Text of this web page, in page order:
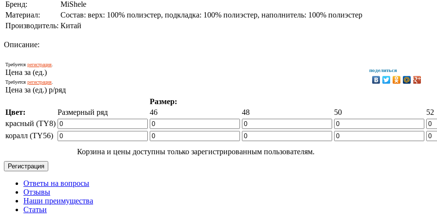
Бренд:
MiShele
Материал:
Состав: верх: 100% полиэстер, подкладка: 100% полиэстер, наполнитель: 100% полиэстер
Производитель: Китай
Описание:
Требуется регистрация
Цена за (ед.)
Требуется регистрация
Цена за (ед.) р/ряд
поделиться
Размер:
Цвет:
Размерный ряд 46 48 50
52
красный (TY8)
коралл (TY56)
Корзина и цены доступны только зарегистрированным пользователям.
Ответы на вопросы
Отзывы
Наши преимущества
Статьи